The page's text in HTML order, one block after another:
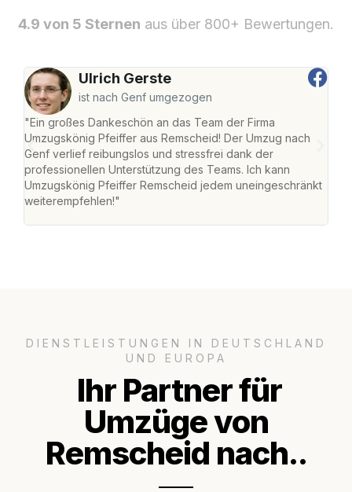
4.9 von 5 Sternen aus über 800+ Bewertungen.
Ulrich Gerste
ist nach Genf umgezogen
"Ein großes Dankeschön an das Team der Firma
Umzugskönig Pfeiffer aus Remscheid! Der Umzug nach
Genf verlief reibungslos und stressfrei dank der
professionellen Unterstützung des Teams. Ich kann
Umzugskönig Pfeiffer Remscheid jedem uneingeschränkt
weiterempfehlen!"
DIENSTLEISTUNGEN IN DEUTSCHLAND
UND EUROPA
Ihr Partner für
Umzüge von
Remscheid nach..